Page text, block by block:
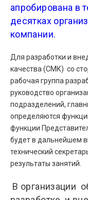
апробирована в
десятках
компании.
Для разработки и
качества (СМК) со
рабочая группа
руководство
подразделений,
определяются
функции
будет в дальнейшем
технический
результаты занятий.
В организации